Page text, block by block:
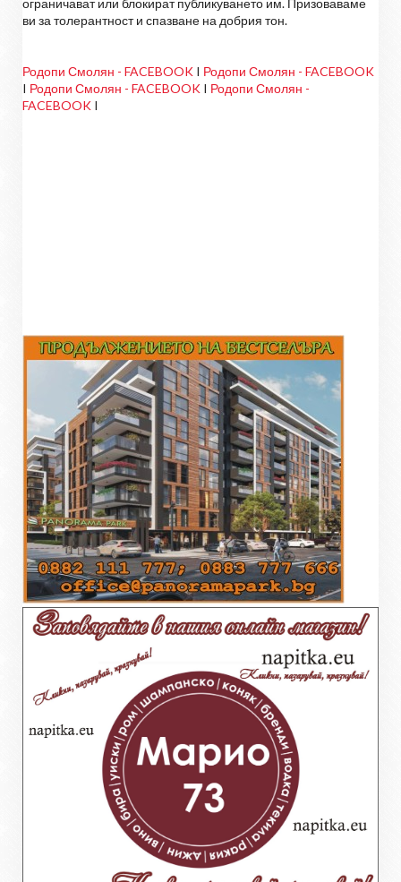
ограничават или блокират публикуването им. Призоваваме
ви за толерантност и спазване на добрия тон.
Родопи Смолян - FACEBOOK I Родопи Смолян - FACEBOOK
I Родопи Смолян - FACEBOOK I Родопи Смолян -
FACEBOOK I